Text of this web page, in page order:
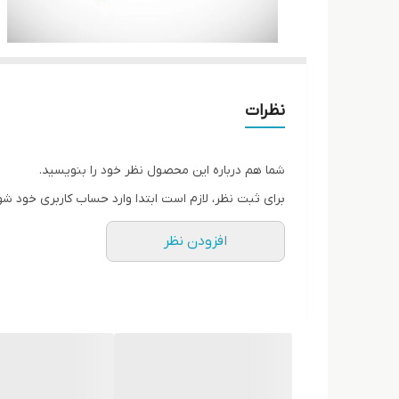
نظرات
شما هم درباره این محصول نظر خود را بنویسید.
برای ثبت نظر، لازم است ابتدا وارد حساب کاربری خود
افزودن نظر